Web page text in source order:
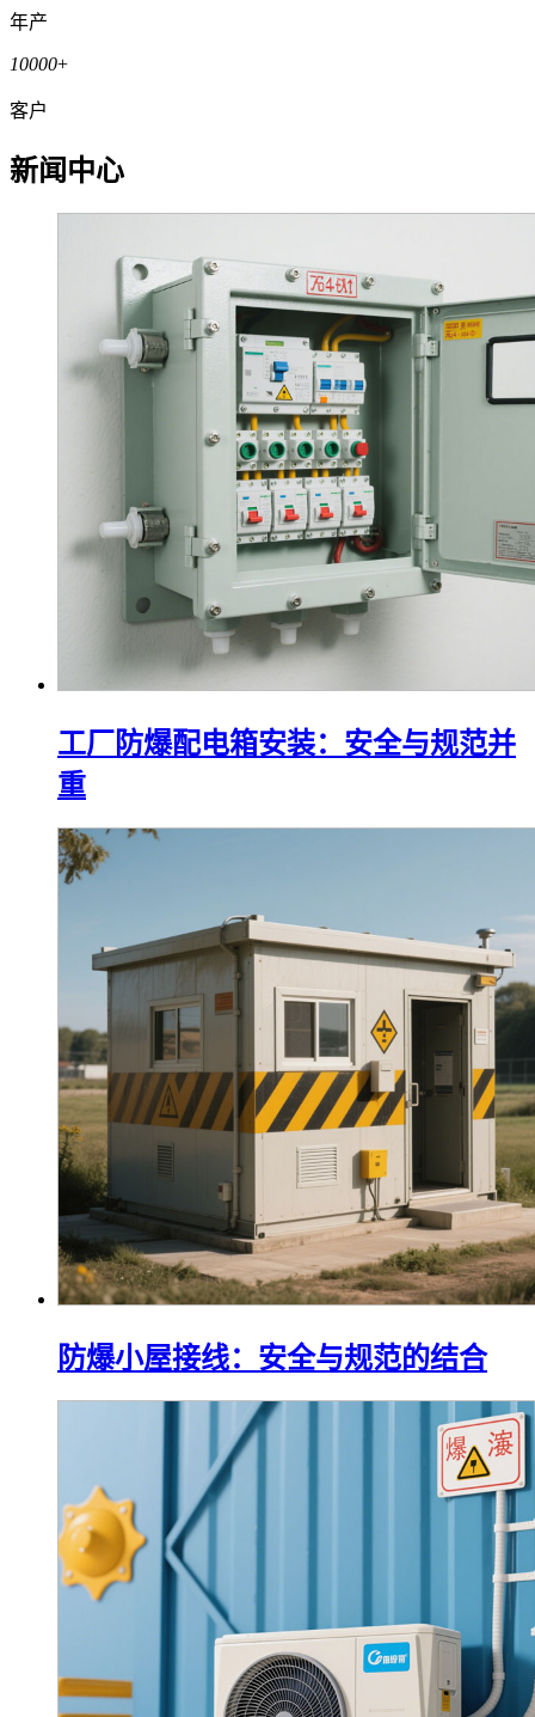
年产
10000+
客户
新闻中心
工厂防爆配电箱安装：安全与规范并
重
防爆小屋接线：安全与规范的结合